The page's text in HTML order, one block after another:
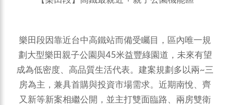
樂田段因靠近台中高鐵站而備受矚目，區內唯一規
劃大型樂田親子公園與45米益豐綠園道，未來有望
成為低密度、高品質生活代表。建案規劃多以兩~三
房為主，兼具首購與投資市場需求。近期南悅、齊
又新等新案相繼公開，並主打雙面臨路、兩房雙衛